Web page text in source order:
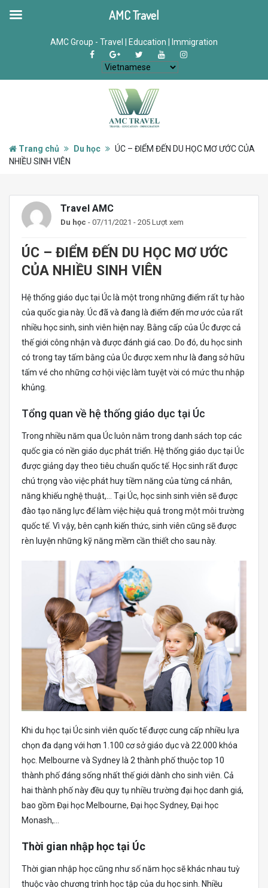
AMC Group - Travel | Education | Immigration
Trang chủ Du học
ÚC – ĐIỂM ĐẾN DU HỌC MƠ ƯỚC CỦA
NHIỀU SINH VIÊN
Travel AMC
Du học - 07/11/2021 - 205 Lượt xem
ÚC – ĐIỂM ĐẾN DU HỌC MƠ ƯỚC
CỦA NHIỀU SINH VIÊN
Hệ thống giáo dục tại Úc là một trong những điểm rất tự hào
của quốc gia này. Úc đã và đang là điểm đến mơ ước của rất
nhiều học sinh, sinh viên hiện nay. Bằng cấp của Úc được cả
thế giới công nhận và được đánh giá cao. Do đó, du học sinh
có trong tay tấm bằng của Úc được xem như là đang sở hữu
tấm vé cho những cơ hội việc làm tuyệt vời có mức thu nhập
khủng.
Tổng quan về hệ thống giáo dục tại Úc
Trong nhiều năm qua Úc luôn nằm trong danh sách top các
quốc gia có nền giáo dục phát triển. Hệ thống giáo dục tại Úc
được giảng dạy theo tiêu chuẩn quốc tế. Học sinh rất được
chú trọng vào việc phát huy tiềm năng của từng cá nhân,
năng khiếu nghệ thuật,… Tại Úc, học sinh sinh viên sẽ được
đào tạo năng lực để làm việc hiệu quả trong một môi trường
quốc tế. Vì vậy, bên cạnh kiến thức, sinh viên cũng sẽ được
rèn luyện những kỹ năng mềm cần thiết cho sau này.
Khi du học tại Úc sinh viên quốc tế được cung cấp nhiều lựa
chọn đa dạng với hơn 1.100 cơ sở giáo dục và 22.000 khóa
học. Melbourne và Sydney là 2 thành phố thuộc top 10
thành phố đáng sống nhất thế giới dành cho sinh viên. Cả
hai thành phố này đều quy tụ nhiều trường đại học danh giá,
bao gồm Đại học Melbourne, Đại học Sydney, Đại học
Monash,…
Thời gian nhập học tại Úc
Thời gian nhập học cũng như số năm học sẽ khác nhau tuỳ
thuộc vào chương trình học tập của du học sinh. Nhiều
AMC Travel